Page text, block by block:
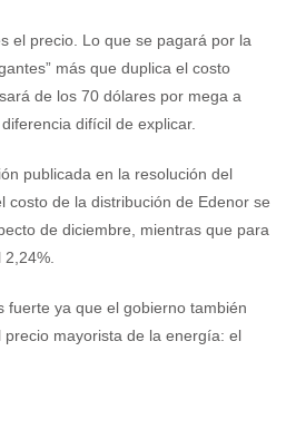
el precio. Lo que se pagará por la
más que duplica el costo
de los 70 dólares por mega a
difícil de explicar.
publicada en la resolución del
costo de la distribución de Edenor se
de diciembre, mientras que para
fuerte ya que el gobierno también
mayorista de la energía: el